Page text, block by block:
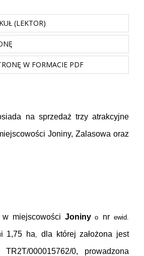
(LEKTOR)
W FORMACIE PDF
na sprzedaż trzy atrakcyjne
Joniny, Zalasowa oraz
w miejscowościJoniny o nrewid.
1,75 ha, dla której założona jest
000015762/0, prowadzona